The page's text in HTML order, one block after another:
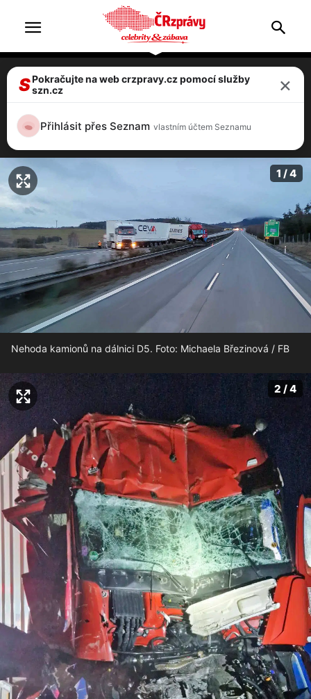
Nehoda na dálnici D5: Po srážce dvou
uzavřená
1 / 4
Nehoda kamionů na dálnici D5. Foto: Michaela Březinová / FB
2 / 4
SPokračujte na web crzpravy.cz pomocí služby
szn.cz
×
Přihlásit přes Seznam vlastním účtem Seznamu